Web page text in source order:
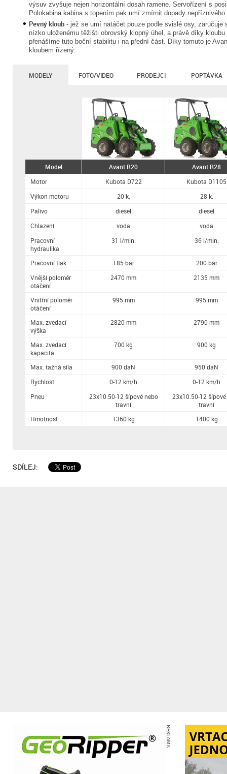
výsuv zvyšuje nejen horizontální dosah ramene. Servořízení s
Polokabina kabina s topením pak umí zmírnit dopady
Pevný kloub - jež se umí natáčet pouze podle svislé osy,
nízko uloženému těžišti obrovský klopný úhel, a právě díky
přenášíme tuto boční stabilitu i na přední část. Díky tomuto je
kloubem řízený.
MODELY FOTO/VIDEO PRODEJCI POPTÁVKA
Model
Motor
Výkon motoru
Palivo
Chlazení
Pracovní
hydraulika
Pracovní tlak
Vnější poloměr
otáčení
Vnitřní poloměr
otáčení
Max. zvedací
výška
Max. zvedací
kapacita
Max. tažná síla
Rychlost
Pneu
Hmotnost
Avant R20
Avant R28
Kubota D722
Kubota D1105
20 k.
28 k.
diesel
diesel
voda
voda
31 l/min.
36 l/min.
185 bar
200 bar
2470 mm
2135 mm
995 mm 995 mm
2820 mm 2790 mm
700 kg 900 kg
900 daN
950 daN
0-12 km/h
0-12 km/h
23x10.50-12 šípové nebo
travní
23x10.50-12
travní
1360 kg
1400 kg
SDÍLEJ:
REKLAMA